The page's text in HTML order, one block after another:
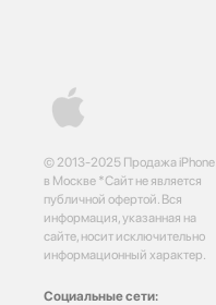
© 2013-2025 Продажа iPhone
в Москве *Сайт не является
публичной офертой. Вся
информация, указанная на
сайте, носит исключительно
информационный характер.
Социальные сети: